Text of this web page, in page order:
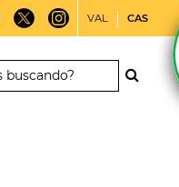
VAL CAS